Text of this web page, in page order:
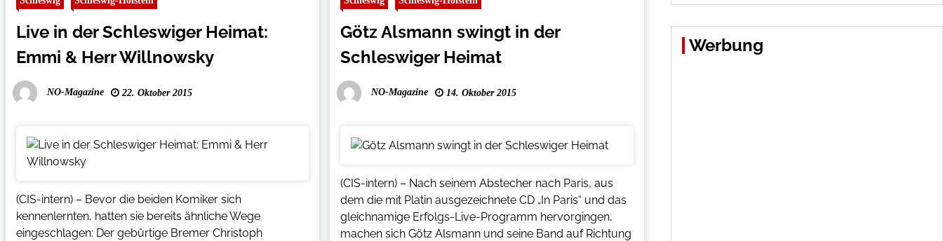
Live in der Schleswiger Heimat:
Emmi & Herr Willnowsky
NO-Magazine 22. Oktober 2015
(CIS-intern) – Bevor die beiden Komiker sich
kennenlernten, hatten sie bereits ähnliche Wege
eingeschlagen: Der gebürtige Bremer Christoph
Götz Alsmann swingt in der
Schleswiger Heimat
NO-Magazine 14. Oktober 2015
(CIS-intern) – Nach seinem Abstecher nach Paris, aus
dem die mit Platin ausgezeichnete CD „In Paris“ und das
gleichnamige Erfolgs-Live-Programm hervorgingen,
machen sich Götz Alsmann und seine Band auf Richtung
Werbung